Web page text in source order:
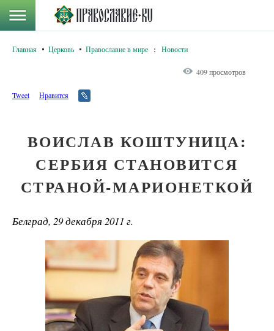
Главная Церковь Православие в мире : Новости
409 просмотров
Tweet Нравится
ВОИСЛАВ КОШТУНИЦА:
СЕРБИЯ СТАНОВИТСЯ
СТРАНОЙ-МАРИОНЕТКОЙ
Белград, 29 декабря 2011 г.